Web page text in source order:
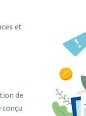
et
de
conçu